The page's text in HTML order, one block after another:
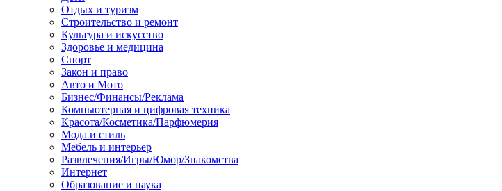
Отдых и туризм
Строительство и ремонт
Культура и искусство
Здоровье и медицина
Спорт
Закон и право
Авто и Мото
Бизнес/Финансы/Реклама
Компьютерная и цифровая техника
Красота/Косметика/Парфюмерия
Мода и стиль
Мебель и интерьер
Развлечения/Игры/Юмор/Знакомства
Интернет
Образование и наука